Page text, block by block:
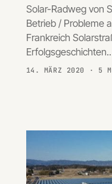
Solar-Radweg von
Betrieb / Probleme
Frankreich
14. MÄRZ 2020 · 5